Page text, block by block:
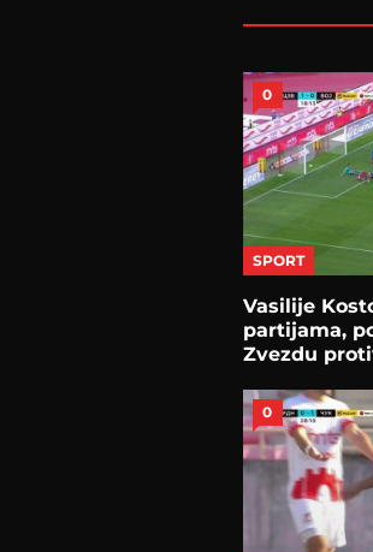
0
SPORT
Vasilije
partijama,
Zvezdu
0